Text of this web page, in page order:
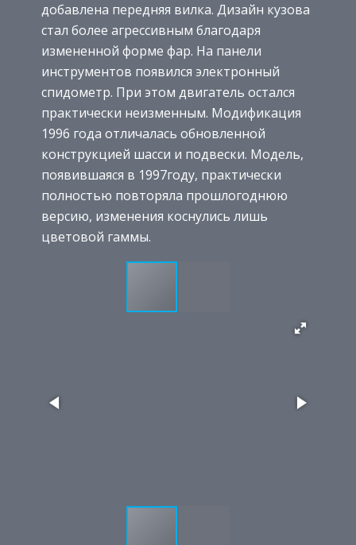
добавлена передняя вилка. Дизайн кузова
стал более агрессивным благодаря
измененной форме фар. На панели
инструментов появился электронный
спидометр. При этом двигатель остался
практически неизменным. Модификация
1996 года отличалась обновленной
конструкцией шасси и подвески. Модель,
появившаяся в 1997году, практически
полностью повторяла прошлогоднюю
версию, изменения коснулись лишь
цветовой гаммы.